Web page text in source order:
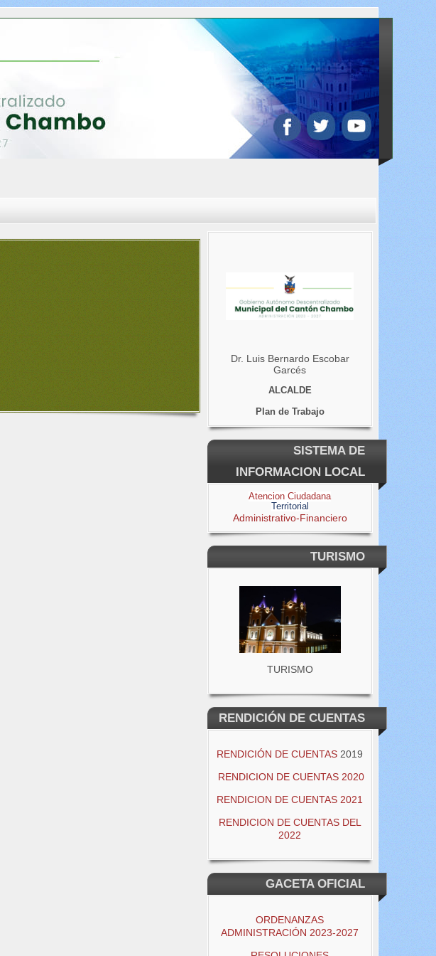
Dr. Luis Bernardo Escobar
Garcés
ALCALDE
Plan de Trabajo
SISTEMA DE
INFORMACION LOCAL
Atencion Ciudadana
Territorial
Administrativo-Financiero
TURISMO
TURISMO
RENDICIÓN DE CUENTAS
RENDICIÓN DE CUENTAS 2019
RENDICION DE CUENTAS 2020
RENDICION DE CUENTAS 2021
RENDICION DE CUENTAS DEL
2022
GACETA OFICIAL
ORDENANZAS
ADMINISTRACIÓN 2023-2027